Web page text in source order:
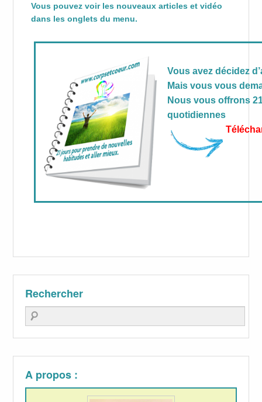
Vous pouvez voir les nouveaux articles et vidéo
dans les onglets du menu.
Vous avez décidez
Mais vous vous
Nous vous offrons
quotidiennes
Rechercher
Recherche
A propos :